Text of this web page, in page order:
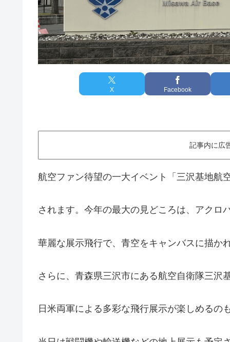
X Facebook
記事内に広
航空ファン待望の一大イベント「三沢基地航
されます。今年の最大の見どころは、アクロ
華麗な展示飛行で、青空をキャンバスに描か
さらに、青森県三沢市にある航空自衛隊三沢
日米両軍による多彩な飛行展示が楽しめるの